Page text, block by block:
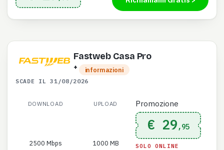
Fastweb Casa Pro
+ informazioni
SCADE IL 31/08/2026
DOWNLOAD
2500 Mbps
UPLOAD
1000 MB
Promozione
€ 29 ,95
SOLO ONLINE